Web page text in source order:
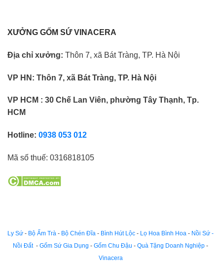
XƯỞNG GỐM SỨ VINACERA
Địa chỉ xưởng: Thôn 7, xã Bát Tràng, TP. Hà Nội
VP HN: Thôn 7, xã Bát Tràng, TP. Hà Nội
VP HCM : 30 Chế Lan Viên, phường Tây Thạnh, Tp.
HCM
Hotline: 0938 053 012
Mã số thuế: 0316818105
Ly Sứ - Bộ Ấm Trà - Bộ Chén Đĩa - Bình Hút Lộc - Lọ Hoa Bình Hoa - Nồi Sứ -
Nồi Đất - Gốm Sứ Gia Dụng - Gốm Chu Đậu - Quà Tặng Doanh Nghiệp -
Vinacera